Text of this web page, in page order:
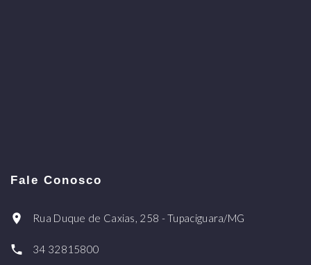
Fale Conosco
Rua Duque de Caxias, 258 - Tupaciguara/MG
34 32815800